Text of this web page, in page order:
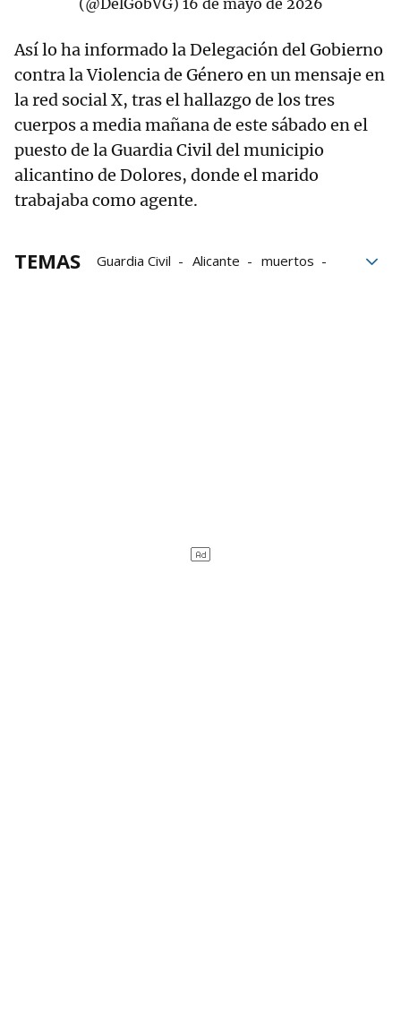
(@DelGobVG) 16 de mayo de 2026
Así lo ha informado la Delegación del Gobierno
contra la Violencia de Género en un mensaje en
la red social X, tras el hallazgo de los tres
cuerpos a media mañana de este sábado en el
puesto de la Guardia Civil del municipio
alicantino de Dolores, donde el marido
trabajaba como agente.
TEMAS Guardia Civil Alicante
muertos